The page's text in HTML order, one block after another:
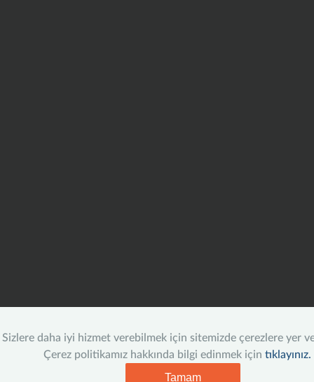
Sizlere daha iyi hizmet verebilmek için sitemizde çerezlere yer
Çerez politikamız hakkında bilgi edinmek için tıklayınız.
Tamam